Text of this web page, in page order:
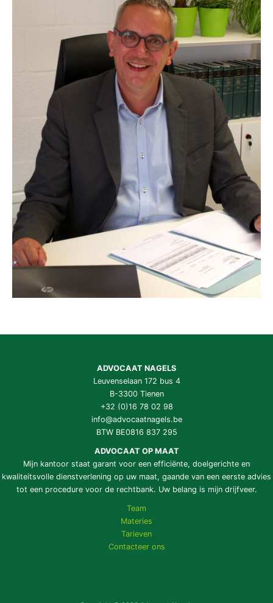
ADVOCAAT NAGELS
Leuvenselaan 172 bus 4
B-3300 Tienen
+32 (0)16 78 02 98
info@advocaatnagels.be
BTW BE0816 837 295
ADVOCAAT OP MAAT
Mijn kantoor staat garant voor een efficiënte, doelgerichte en
kwaliteitsvolle dienstverlening op uw maat, gaande van een eerste advies
tot een procedure voor de rechtbank. Uw belang is mijn drijfveer.
Team
Materies
Tarieven
Contacteer ons